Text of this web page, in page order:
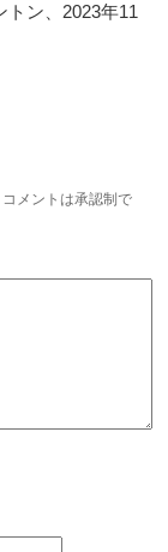
ン、2023年11
メントは承認制で